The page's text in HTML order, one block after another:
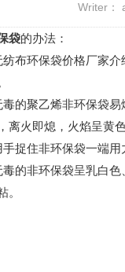
Writer：
袋的办法：
环保袋价格厂家介
聚乙烯非环保袋易
离火即熄，火焰呈黄
住非环保袋一端用
非环保袋呈乳白色